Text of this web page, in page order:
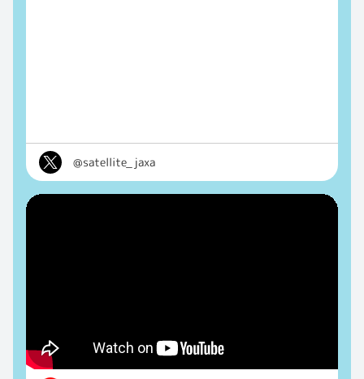
@satellite_jaxa